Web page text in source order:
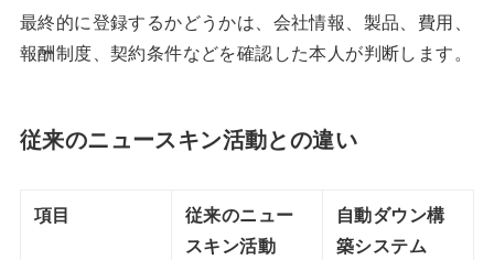
最終的に登録するかどうかは、会社情報、製品、費用、
報酬制度、契約条件などを確認した本人が判断します。
従来のニュースキン活動との違い
項目
従来のニュー
スキン活動
自動ダウン構
築システム